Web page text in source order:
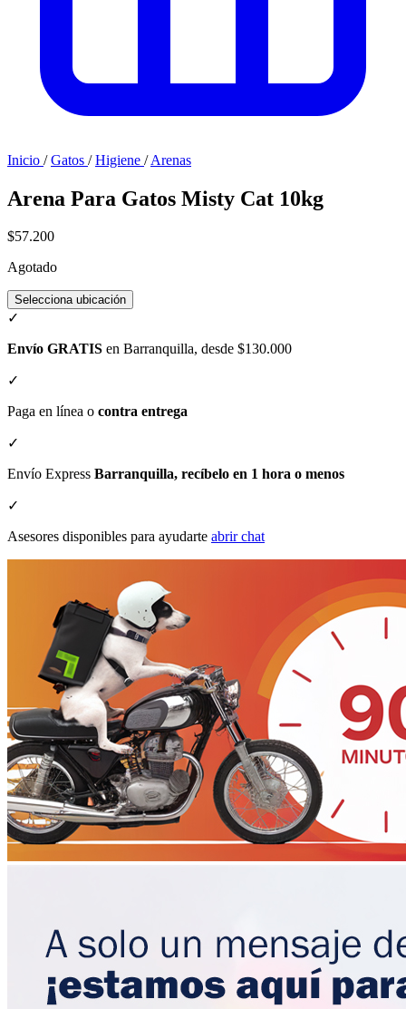
Inicio / Gatos / Higiene / Arenas
Arena Para Gatos Misty Cat 10kg
$57.200
Agotado
Selecciona ubicación
✓
Envío GRATIS en Barranquilla, desde $130.000
✓
Paga en línea o contra entrega
✓
Envío Express Barranquilla, recíbelo en 1 hora o menos
✓
Asesores disponibles para ayudarte abrir chat